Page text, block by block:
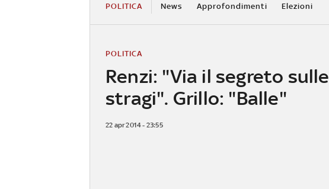
POLITICA News Approfondimenti Elezioni
Renzi: "Via il segreto sulle
stragi". Grillo: "Balle"
POLITICA
22 apr 2014 - 23:55